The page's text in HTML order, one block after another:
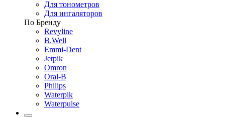
Для тонометров
Для ингаляторов
По Бренду
Revyline
B.Well
Emmi-Dent
Jetpik
Omron
Oral-B
Philips
Waterpik
Waterpulse